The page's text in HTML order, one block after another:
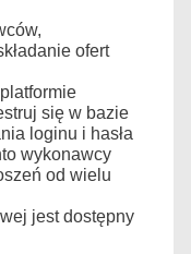
ofert
się w bazie
loginu i hasła
wykonawcy
od wielu
jest dostępny